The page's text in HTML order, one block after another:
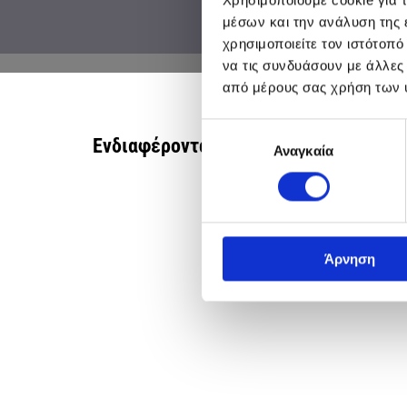
μέσων και την ανάλυση της
χρησιμοποιείτε τον
να τις συνδυάσουν με
από μέρους σας χρήση των
συγκατάθεσηςΑναγκαία
Άρνηση
Ενδιαφέροντα ιατρικά θέματα, για